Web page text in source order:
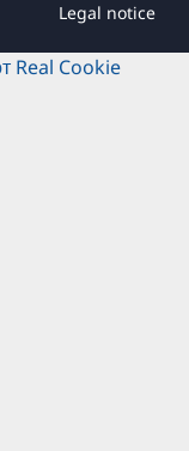
Legal notice
Real Cookie